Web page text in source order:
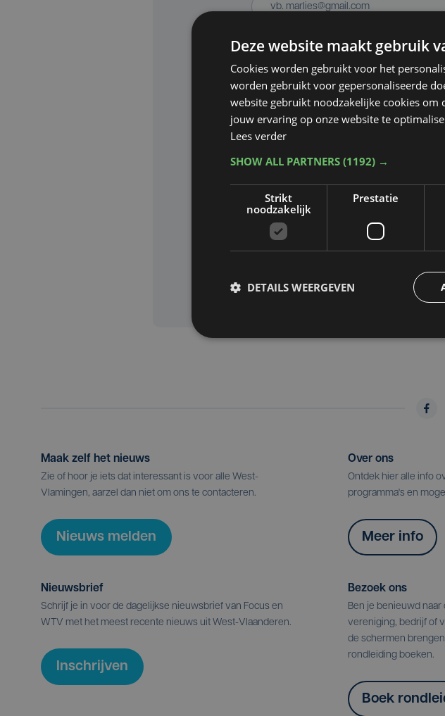
Bedrijf of vereniging (indien van
Website waarop de video
Google zijn van toepassing.
Aanvragen
Maak zelf het nieuws
Zie of hoor je iets dat interessant is voor alle West-
Vlamingen, aarzel dan niet om ons te contacteren.
Nieuws melden
Over ons
Ontdek hier alle info
programma's en
Meer info
Nieuwsbrief
Schrijf je in voor de dagelijkse nieuwsbrief van Focus en
WTV met het meest recente nieuws uit West-Vlaanderen.
Inschrijven
Bezoek ons
Ben je benieuwd
vereniging, bedrijf of
de schermen
rondleiding boeken.
Boek
Deze website maakt gebruik
Cookies worden gebruikt voor het
worden gebruikt voor gepersonaliseerde
website gebruikt noodzakelijke cookies om
jouw ervaring op onze website te
Lees verder
SHOW ALL PARTNERS (1192) →
Strikt
noodzakelijk
Prestatie
DETAILS WEERGEVEN